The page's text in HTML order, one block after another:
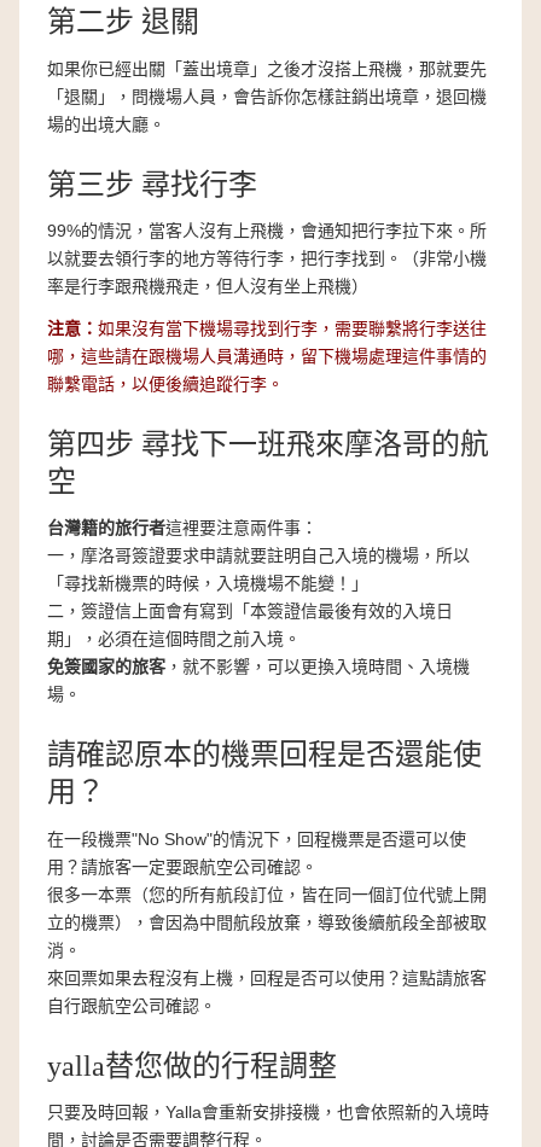
第二步 退關
如果你已經出關「蓋出境章」之後才沒搭上飛機，那就要先
「退關」，問機場人員，會告訴你怎樣註銷出境章，退回機
場的出境大廳。
第三步 尋找行李
99%的情況，當客人沒有上飛機，會通知把行李拉下來。所
以就要去領行李的地方等待行李，把行李找到。（非常小機
率是行李跟飛機飛走，但人沒有坐上飛機）
注意： 如果沒有當下機場尋找到行李，需要聯繫將行李送往
哪，這些請在跟機場人員溝通時，留下機場處理這件事情的
聯繫電話，以便後續追蹤行李。
第四步 尋找下一班飛來摩洛哥的航
空
台灣籍的旅行者這裡要注意兩件事：
一，摩洛哥簽證要求申請就要註明自己入境的機場，所以
「尋找新機票的時候，入境機場不能變！」
二，簽證信上面會有寫到「本簽證信最後有效的入境日
期」，必須在這個時間之前入境。
免簽國家的旅客 ，就不影響，可以更換入境時間、入境機
場。
請確認原本的機票回程是否還能使
用？
在一段機票"No Show"的情況下，回程機票是否還可以使
用？請旅客一定要跟航空公司確認。
很多一本票（您的所有航段訂位，皆在同一個訂位代號上開
立的機票），會因為中間航段放棄，導致後續航段全部被取
消。
來回票如果去程沒有上機，回程是否可以使用？這點請旅客
自行跟航空公司確認。
yalla替您做的行程調整
只要及時回報，Yalla會重新安排接機，也會依照新的入境時
間，討論是否需要調整行程。